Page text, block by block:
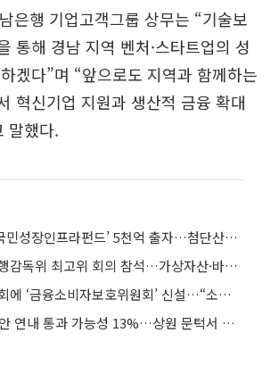
은행 기업고객그룹 상무는 “기술보
통해 경남 지역 벤처·스타트업의 성
겠다”며 “앞으로도 지역과 함께하는
혁신기업 지원과 생산적 금융 확대
말했다.
KB국민은행, ‘국민성장인프라펀드’ 5천억 출자…첨단산업 인프라 투자
이찬진, 바젤은행감독위 최고위 회의 참석…가상자산·바젤Ⅲ 이행 논의
우리은행, 이사회에 ‘금융소비자보호위원회’ 신설…“소비자 중심 경영 강화”
美 클래리티 법안 연내 통과 가능성 13%…상원 문턱서 제동